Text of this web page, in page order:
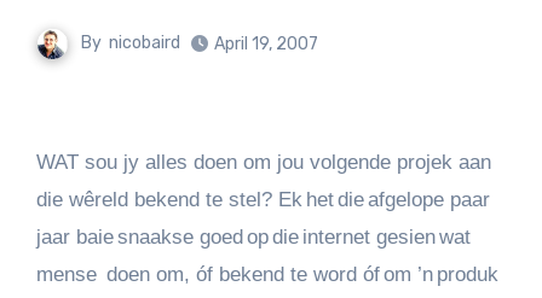
By nicobaird April 19, 2007
WAT sou jy alles doen om jou volgende projek aan
die wêreld bekend te stel? Ek het die afgelope paar
jaar baie snaakse goed op die internet gesien wat
mense doen om, óf bekend te word óf om ’n produk